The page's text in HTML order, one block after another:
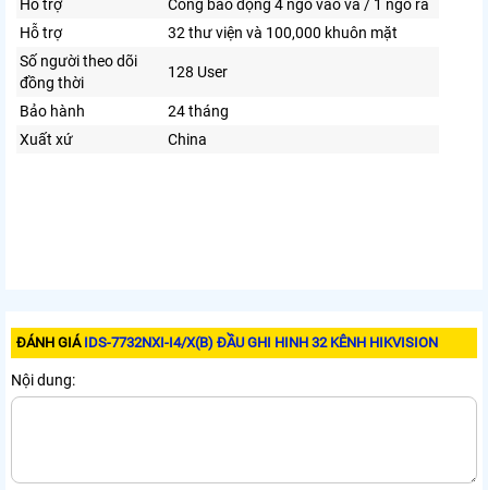
Hỗ trợ
Cổng báo động 4 ngõ vào và / 1 ngõ ra
Hỗ trợ
32 thư viện và 100,000 khuôn mặt
Số người theo dõi
đồng thời
128 User
Bảo hành
24 tháng
Xuất xứ
China
ĐÁNH GIÁ IDS-7732NXI-I4/X(B) ĐẦU GHI HINH 32 KÊNH HIKVISION
Nội dung: